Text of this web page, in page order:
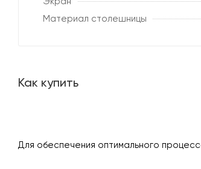
Материал столешницы
Как купить
Для обеспечения оптимального